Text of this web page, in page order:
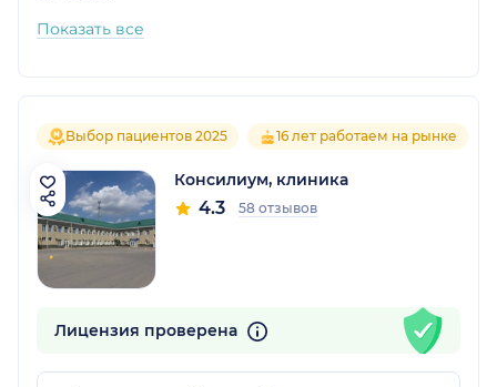
Показать все
Выбор пациентов 2025 16 лет работаем на рынке
Консилиум, клиника
4.3 58 отзывов
Лицензия проверена